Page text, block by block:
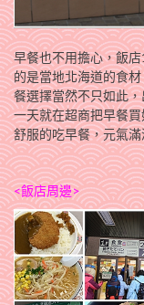
早餐也不用擔心，飯
的是當地北海道的食
餐選擇當然不只如此
一天就在超商把早餐
舒服的吃早餐，元氣
<飯店周邊>